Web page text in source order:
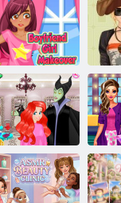
Freundesmädchen
Makeover
Prinzessin April
Fools